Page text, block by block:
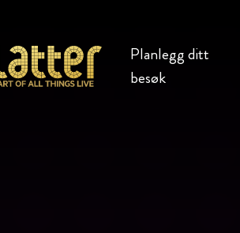
Planlegg ditt
besøk